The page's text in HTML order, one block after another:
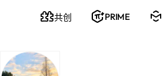
共创 PRIME